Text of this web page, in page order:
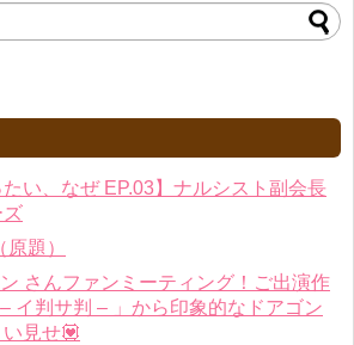
たい、なぜ EP.03】ナルシスト副会長
ズ
題）
さんファンミーティング！ご出演作
イ判サ判 – 」から印象的なドアゴン
見せ💟